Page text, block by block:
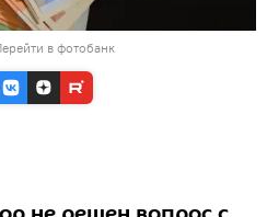
в фотобанк